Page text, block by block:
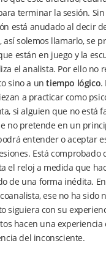
terminar la sesión.
está anudado al decir
así solemos llamarlo, se
están en juego y la
el analista. Por ello no
sino a untiempo lógico.
a practicar como
si alguien que no está
no pretende en un
entender o aceptar
Está comprobado
el reloj a medida que
de una forma inédita.
ese no ha sido
siguiera con su
hacen una experiencia
del inconsciente.